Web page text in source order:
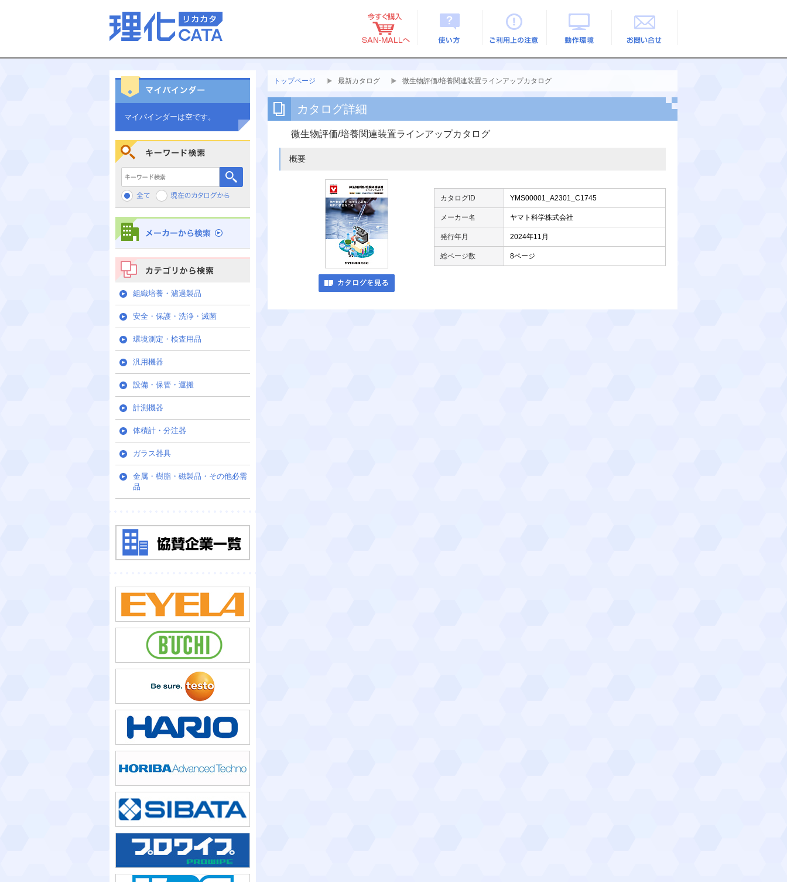
トップページ 最新カタログ 微生物評価/培養関連装置ラインアップカタログ
カタログ詳細
微生物評価/培養関連装置ラインアップカタログ
概要
カタログID YMS00001_A2301_C1745
メーカー名 ヤマト科学株式会社
発行年月 2024年11月
総ページ数 8ページ
マイバインダーは空です。
キーワード検索
カテゴリから検索
組織培養・濾過製品
安全・保護・洗浄・滅菌
環境測定・検査用品
汎用機器
設備・保管・運搬
計測機器
体積計・分注器
ガラス器具
金属・樹脂・磁製品・その他必需
品